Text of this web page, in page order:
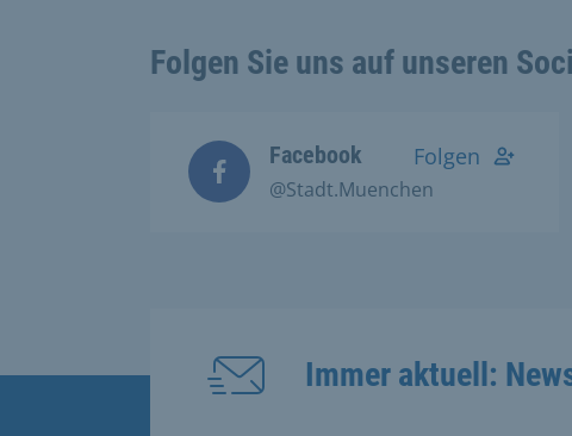
Folgen Sie uns auf unseren
Facebook
@Stadt.Muenchen
Folgen
Immer aktuell: